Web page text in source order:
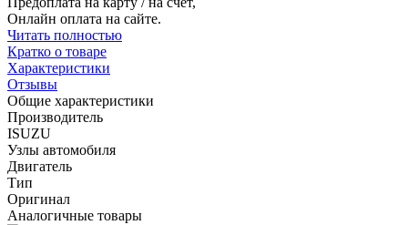
Онлайн оплата на сайте.
Читать полностью
Кратко о товаре
Характеристики
Отзывы
Общие характеристики
Производитель
ISUZU
Узлы автомобиля
Двигатель
Тип
Оригинал
Аналогичные товары